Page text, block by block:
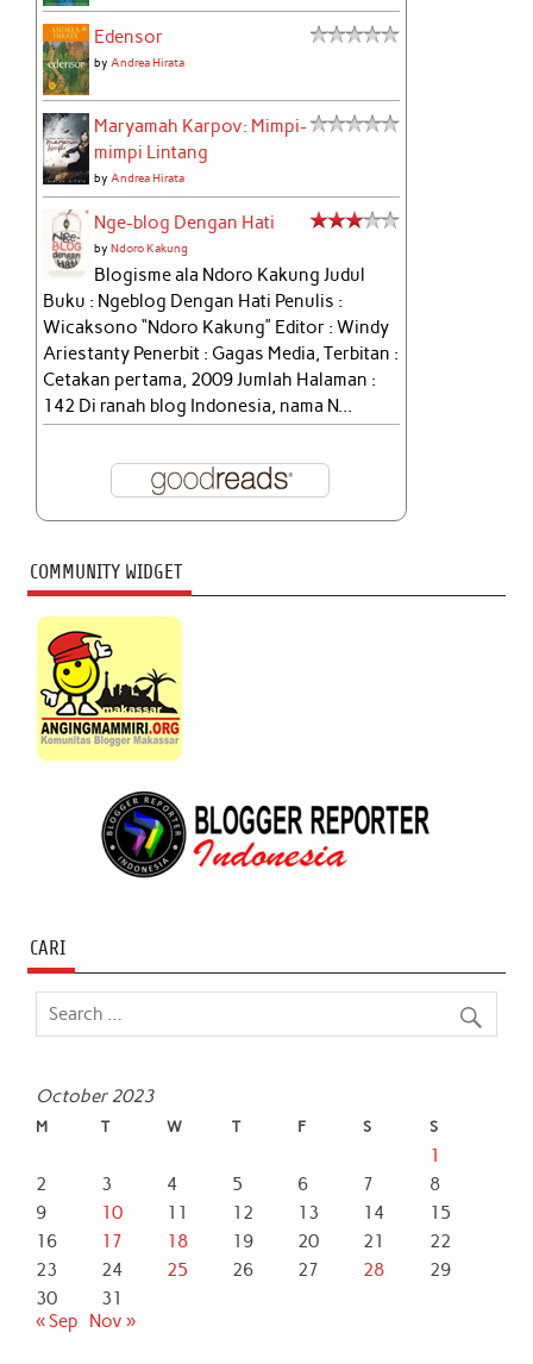
Edensor
byAndrea Hirata
Maryamah Karpov: Mimpi-
mimpi Lintang
byAndrea Hirata
Nge-blog Dengan Hati
byNdoro Kakung
Blogisme ala Ndoro Kakung Judul
Buku : Ngeblog Dengan Hati Penulis :
Wicaksono “Ndoro Kakung” Editor : Windy
Ariestanty Penerbit : Gagas Media, Terbitan :
Cetakan pertama, 2009 Jumlah Halaman :
142 Di ranah blog Indonesia, nama N...
COMMUNITY WIDGET
CARI
October 2023
M T W T F S S
1
2
3 4 5 6 7
8
9
10 11 12 13 14
15
16
17 18 19 20 21
22
23
24 25 26 27 28
29
30
31
« Sep
Nov »